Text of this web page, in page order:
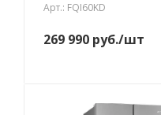
Арт.: FQI60KD
269 990 руб./шт